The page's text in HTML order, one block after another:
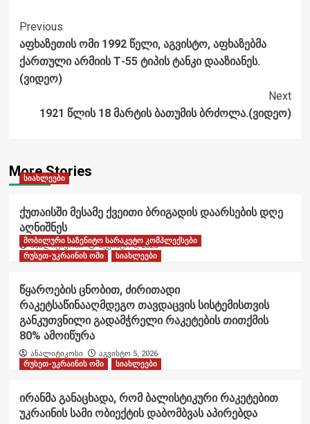
Post
Navigation
Previous
აფხაზეთის ომი 1992 წელი, აგვისტო, აფხაზებმა
ქართული არმიის Т-55 ტიპის ტანკი დააზიანეს.
(ვიდეო)
Next
1921 წლის 18 მარტის ბათუმის ბრძოლა.(ვიდეო)
More Stories
სიახლეები
ქუთაისში მესამე ქვეითი ბრიგადის დაარსების დღე
აღნიშნეს
ანალიტიკოსი აგვისტო 6, 2026
მობილური საზენიტო სარაკეტო კომპლექსები
რუსეთ-უკრაინის ომი
სიახლეები
წყაროების ცნობით, ძირითადი
რაკეტსაწინააღმდეგო თავდაცვის სისტემისთვის
განკუთვნილი გადამჭრელი რაკეტების თითქმის
80% ამოიწურა
ანალიტიკოსი
აგვისტო 5, 2026
რუსეთ-უკრაინის ომი
სიახლეები
ირანმა განაცხადა, რომ ბალისტიკური რაკეტებით
უკრაინის სამი ობიექტის დაბომბვას აპირებდა